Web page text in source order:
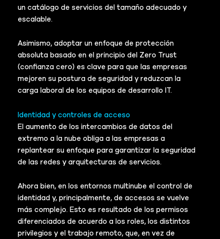
un catálogo de servicios del tamaño adecuado y
escalable.
Asimismo, adoptar un enfoque de protección
absoluta basado en el principio del Zero Trust
(confianza cero) es clave para que las empresas
mejoren su postura de seguridad y reduzcan la
carga laboral de los equipos de desarrollo IT.
Identidad y controles de acceso
El aumento de los intercambios de datos del
extremo a la nube obliga a las empresas a
replantear su enfoque para garantizar la seguridad
de las redes y arquitecturas de servicios.
Ahora bien, en los entornos multinube el control de
identidad y, principalmente, de accesos se vuelve
más complejo. Esto es resultado de los permisos
diferenciados de acuerdo a los roles, los distintos
privilegios y el trabajo remoto, que, en vez de